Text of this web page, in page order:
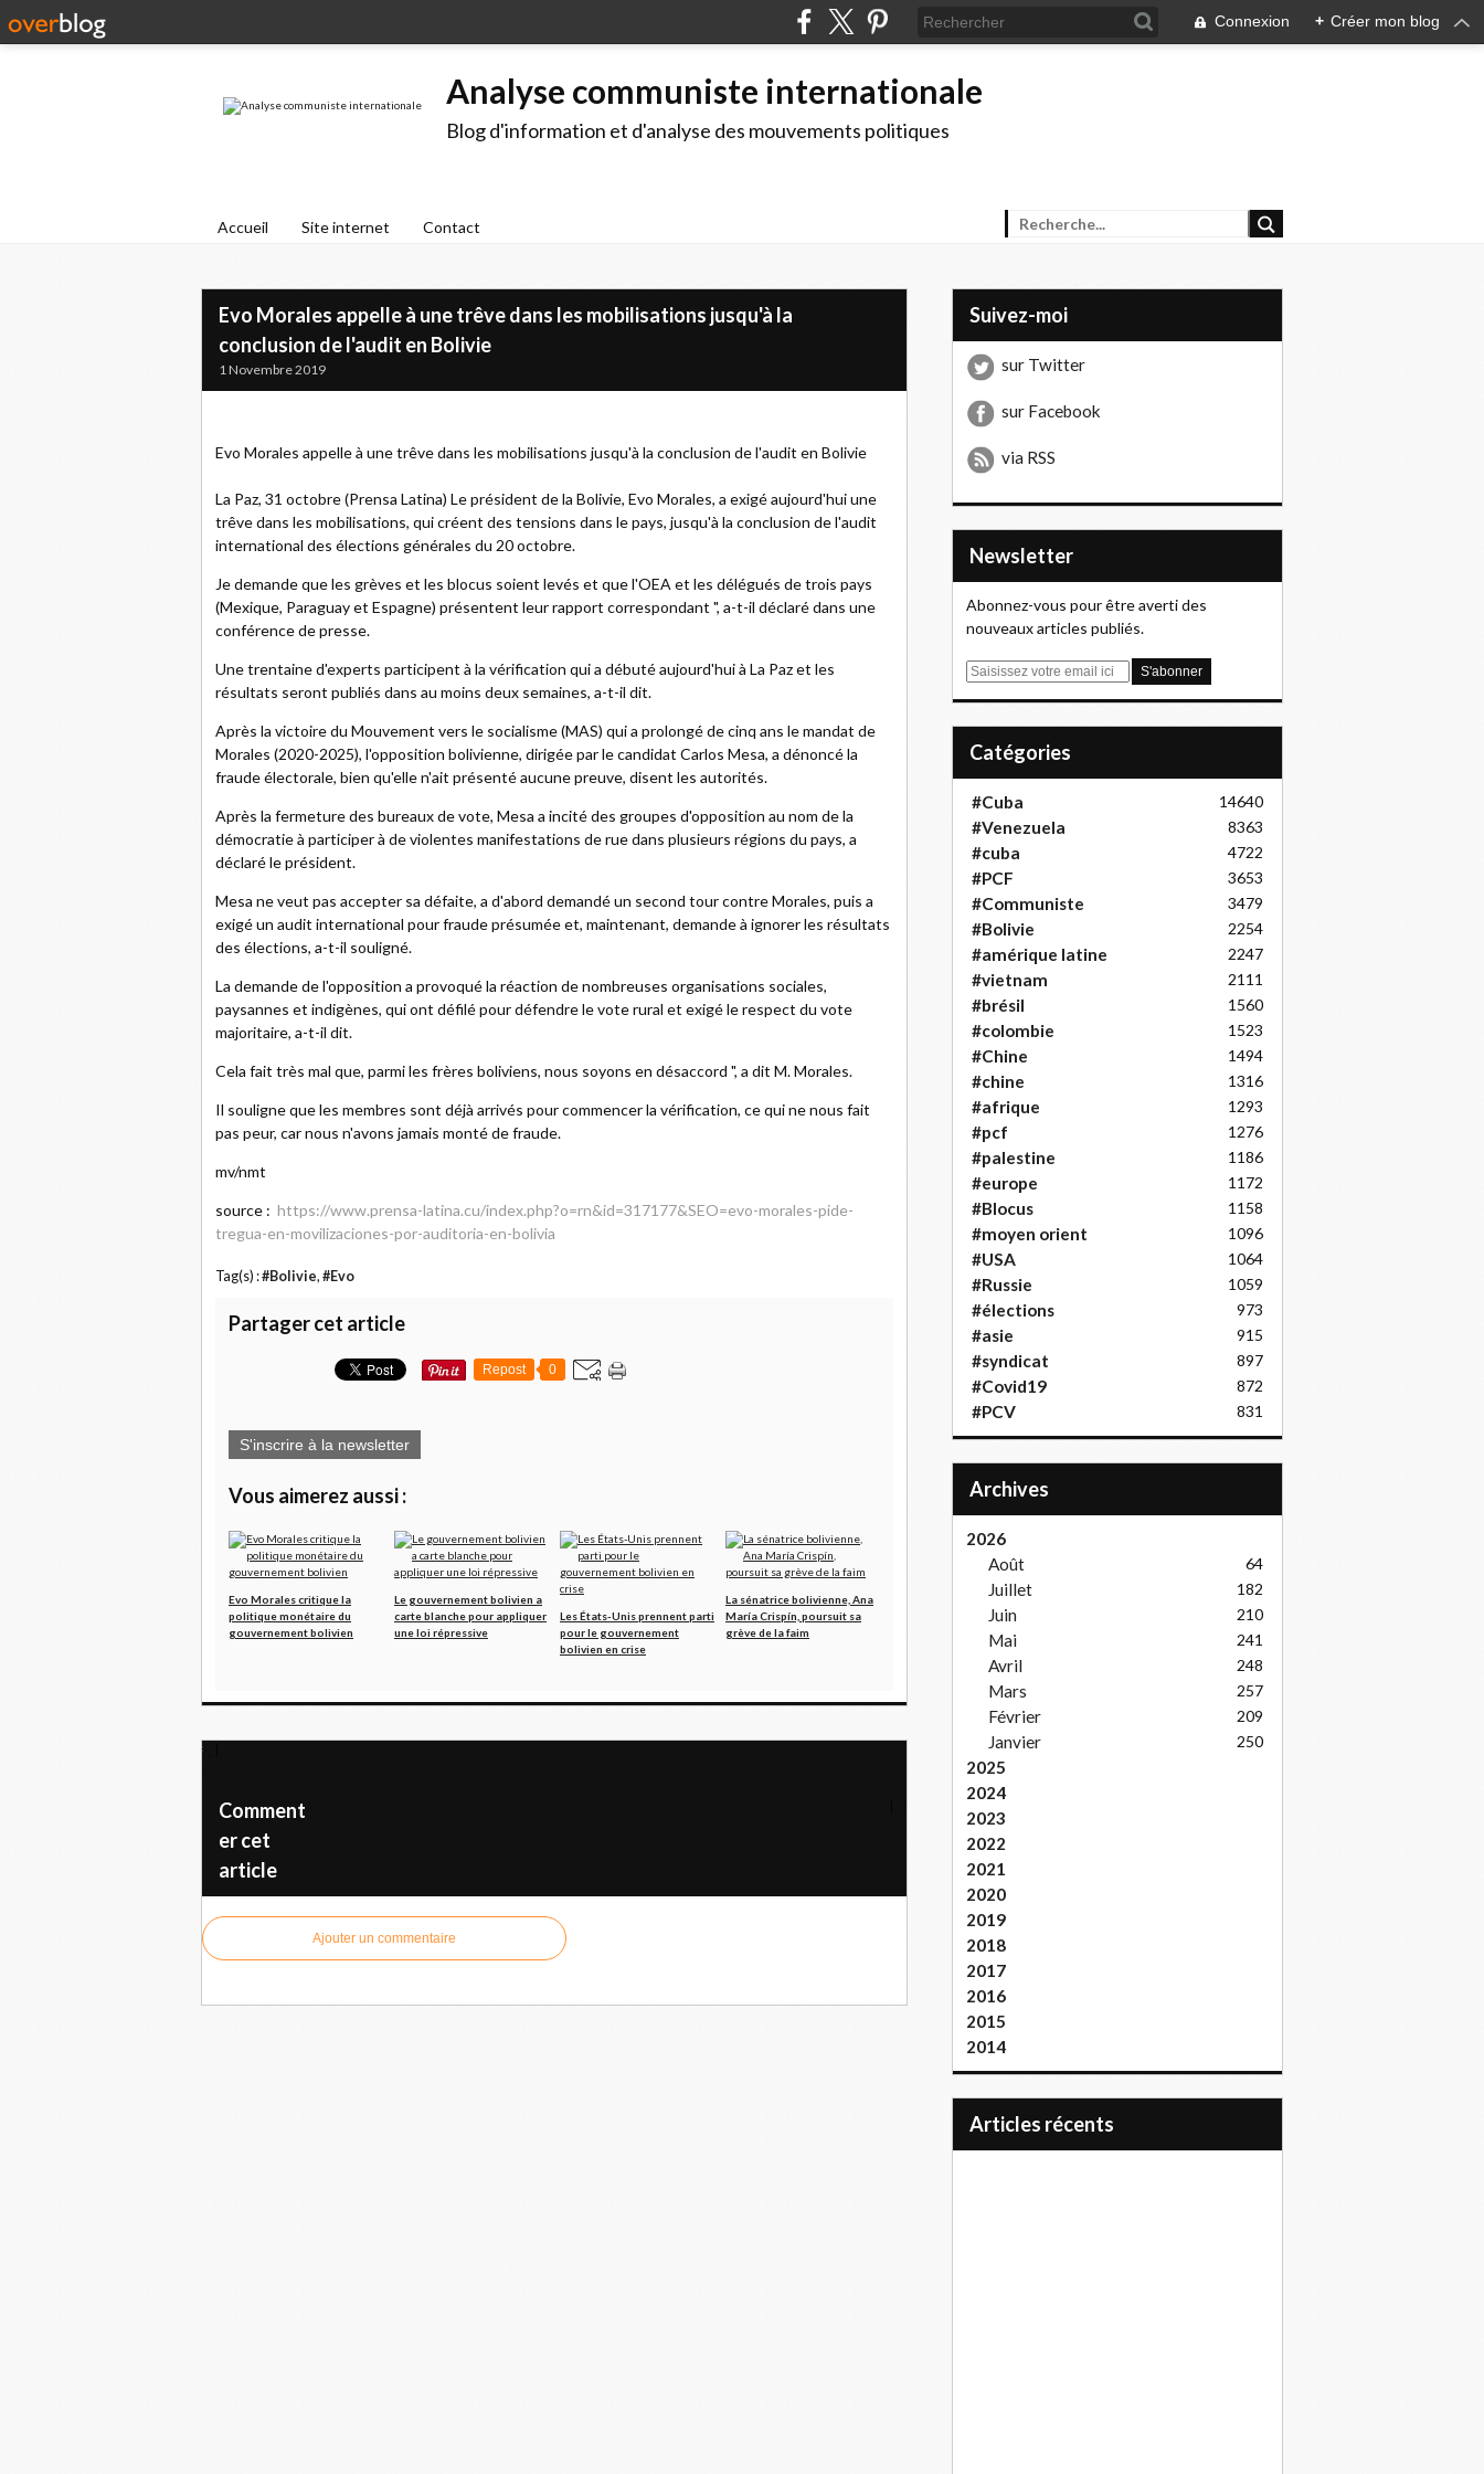
Connexion + Créer mon blog
Analyse communiste internationale
Blog d'information et d'analyse des mouvements politiques
Accueil Site internet Contact
Evo Morales appelle à une trêve dans les mobilisations jusqu'à la
conclusion de l'audit en Bolivie
1 Novembre 2019
Evo Morales appelle à une trêve dans les mobilisations jusqu'à la conclusion de l'audit en Bolivie
La Paz, 31 octobre (Prensa Latina) Le président de la Bolivie, Evo Morales, a exigé aujourd'hui une
trêve dans les mobilisations, qui créent des tensions dans le pays, jusqu'à la conclusion de l'audit
international des élections générales du 20 octobre.
Je demande que les grèves et les blocus soient levés et que l'OEA et les délégués de trois pays
(Mexique, Paraguay et Espagne) présentent leur rapport correspondant ", a-t-il déclaré dans une
conférence de presse.
Une trentaine d'experts participent à la vérification qui a débuté aujourd'hui à La Paz et les
résultats seront publiés dans au moins deux semaines, a-t-il dit.
Après la victoire du Mouvement vers le socialisme (MAS) qui a prolongé de cinq ans le mandat de
Morales (2020-2025), l'opposition bolivienne, dirigée par le candidat Carlos Mesa, a dénoncé la
fraude électorale, bien qu'elle n'ait présenté aucune preuve, disent les autorités.
Après la fermeture des bureaux de vote, Mesa a incité des groupes d'opposition au nom de la
démocratie à participer à de violentes manifestations de rue dans plusieurs régions du pays, a
déclaré le président.
Mesa ne veut pas accepter sa défaite, a d'abord demandé un second tour contre Morales, puis a
exigé un audit international pour fraude présumée et, maintenant, demande à ignorer les résultats
des élections, a-t-il souligné.
La demande de l'opposition a provoqué la réaction de nombreuses organisations sociales,
paysannes et indigènes, qui ont défilé pour défendre le vote rural et exigé le respect du vote
majoritaire, a-t-il dit.
Cela fait très mal que, parmi les frères boliviens, nous soyons en désaccord ", a dit M. Morales.
Il souligne que les membres sont déjà arrivés pour commencer la vérification, ce qui ne nous fait
pas peur, car nous n'avons jamais monté de fraude.
mv/nmt
source : https://www.prensa-latina.cu/index.php?o=rn&id=317177&SEO=evo-morales-pide-
tregua-en-movilizaciones-por-auditoria-en-bolivia
Tag(s) :#Bolivie, #Evo
Partager cet article
Repost 0
S'inscrire à la newsletter
Vous aimerez aussi :
Evo Morales critique la
politique monétaire du
gouvernement bolivien
Le gouvernement bolivien a
carte blanche pour appliquer
une loi répressive
Les États-Unis prennent parti
pour le gouvernement
bolivien en crise
La sénatrice bolivienne, Ana
María Crispín, poursuit sa
grève de la faim
Comment
er cet
article
Ajouter un commentaire
Suivez-moi
sur Twitter
sur Facebook
via RSS
Newsletter
Abonnez-vous pour être averti des
nouveaux articles publiés.
E
Catégories
#Cuba 14640
#Venezuela 8363
#cuba 4722
#PCF 3653
#Communiste 3479
#Bolivie 2254
#amérique latine 2247
#vietnam 2111
#brésil 1560
#colombie 1523
#Chine 1494
#chine 1316
#afrique 1293
#pcf 1276
#palestine 1186
#europe 1172
#Blocus 1158
#moyen orient 1096
#USA 1064
#Russie 1059
#élections 973
#asie 915
#syndicat 897
#Covid19 872
#PCV 831
Archives
2026
Août
64
Juillet 182
Juin 210
Mai 241
Avril 248
Mars 257
Février 209
Janvier 250
2025
2024
2023
2022
2021
2020
2019
2018
2017
2016
2015
2014
articles récents